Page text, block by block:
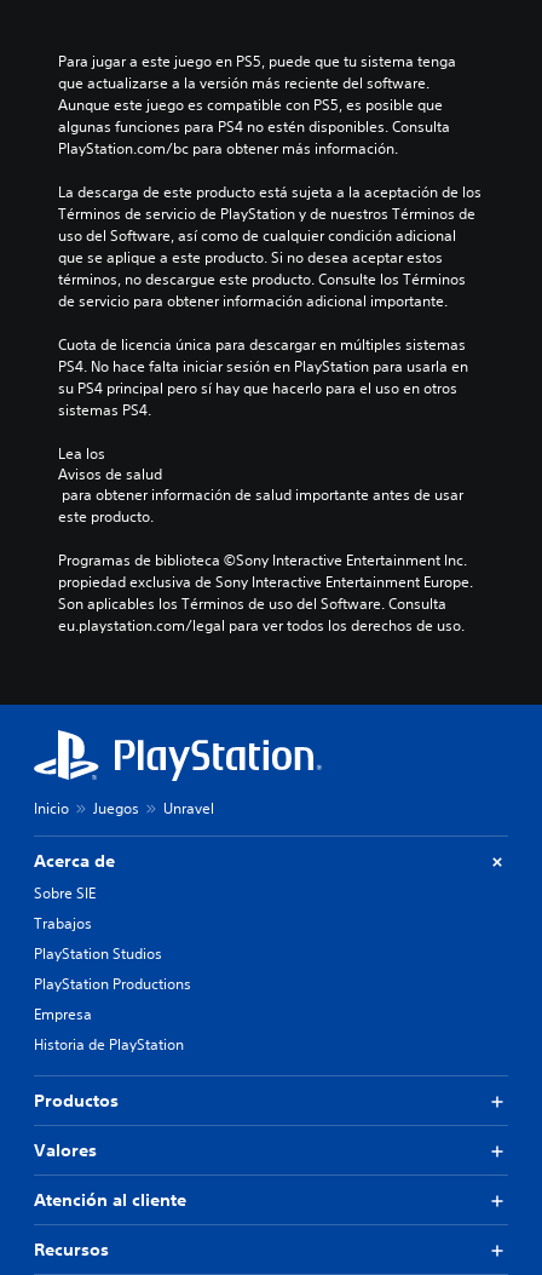
Para jugar a este juego en PS5, puede que tu sistema tenga
que actualizarse a la versión más reciente del software.
Aunque este juego es compatible con PS5, es posible que
algunas funciones para PS4 no estén disponibles. Consulta
PlayStation.com/bc para obtener más información.
La descarga de este producto está sujeta a la aceptación de los
Términos de servicio de PlayStation y de nuestros Términos de
uso del Software, así como de cualquier condición adicional
que se aplique a este producto. Si no desea aceptar estos
términos, no descargue este producto. Consulte los Términos
de servicio para obtener información adicional importante.
Cuota de licencia única para descargar en múltiples sistemas
PS4. No hace falta iniciar sesión en PlayStation para usarla en
su PS4 principal pero sí hay que hacerlo para el uso en otros
sistemas PS4.
Lea los
Avisos de salud
este producto.
Programas de biblioteca ©Sony Interactive Entertainment Inc.
propiedad exclusiva de Sony Interactive Entertainment Europe.
Son aplicables los Términos de uso del Software. Consulta
eu.playstation.com/legal para ver todos los derechos de uso.
Inicio Juegos Unravel
Acerca de
Sobre SIE
Trabajos
PlayStation Studios
PlayStation Productions
Empresa
Historia de PlayStation
Productos
Valores
Atención al cliente
Recursos